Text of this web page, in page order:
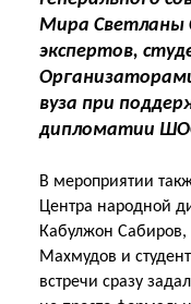
Мира Светланы
экспертов,
вуза при
дипломатии
В мероприятии
Центра народной
Кабулжон Сабиров,
Махмудов и
встречи сразу